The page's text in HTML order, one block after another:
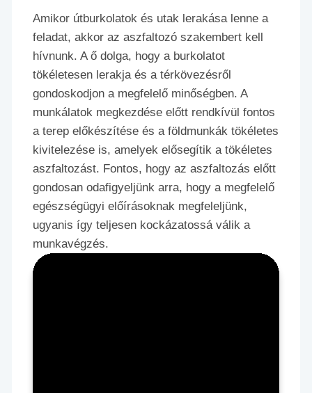
Amikor útburkolatok és utak lerakása lenne a
feladat, akkor az aszfaltozó szakembert kell
hívnunk. A ő dolga, hogy a burkolatot
tökéletesen lerakja és a térkövezésről
gondoskodjon a megfelelő minőségben. A
munkálatok megkezdése előtt rendkívül fontos
a terep előkészítése és a földmunkák tökéletes
kivitelezése is, amelyek elősegítik a tökéletes
aszfaltozást. Fontos, hogy az aszfaltozás előtt
gondosan odafigyeljünk arra, hogy a megfelelő
egészségügyi előírásoknak megfeleljünk,
ugyanis így teljesen kockázatossá válik a
munkavégzés.